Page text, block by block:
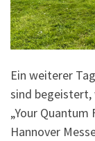
Ein weiterer
sind begeistert,
„Your Quantum
Hannover